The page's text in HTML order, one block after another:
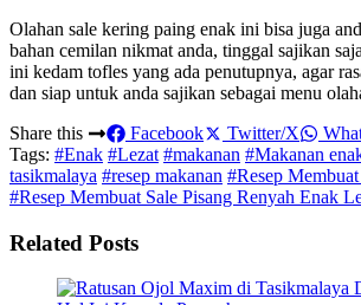
Olahan sale kering paing enak ini bisa juga
bahan cemilan nikmat anda, tinggal sajikan
ini kedam tofles yang ada penutupnya, agar
dan siap untuk anda sajikan sebagai menu
Share this
Facebook Twitter/X
Tags: #Enak #Lezat #makanan #Makanan
tasikmalaya #resep makanan #Resep
#Resep Membuat Sale Pisang Renyah Enak
Related Posts